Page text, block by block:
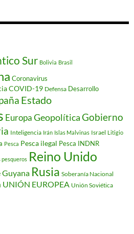
Sur Bolivia Brasil
Coronavirus
COVID-19 Defensa Desarrollo
Estado
EuropaGeopolíticaGobierno
Inteligencia Irán Islas Malvinas Israel Litigio
Pesca Pesca ilegal Pesca INDNR
pesqueros Reino Unido
Guyana Rusia Soberanía Nacional
UNIÓN EUROPEA Unión Soviética